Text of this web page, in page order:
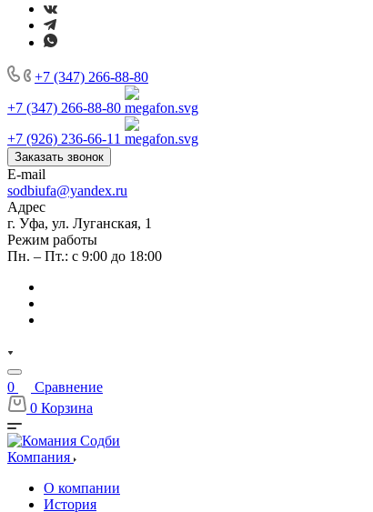
+7 (347) 266-88-80
+7 (347) 266-88-80
+7 (926) 236-66-11
Заказать звонок
E-mail
sodbiufa@yandex.ru
Адрес
г. Уфа, ул. Луганская, 1
Режим работы
Пн. – Пт.: с 9:00 до 18:00
0
Сравнение
0 Корзина
Компания
О компании
История